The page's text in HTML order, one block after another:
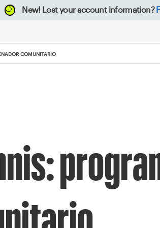
New! Lost your account information?
COMUNITARIO